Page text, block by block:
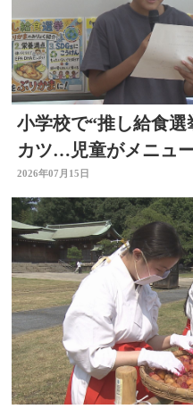
小学校で“推し給食
カツ…児童がメニュ
は？ 選挙を身近に
2026年07月15日